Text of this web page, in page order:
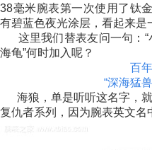
38毫米腕表第一次使用了钛
有碧蓝色夜光涂层，看起来是
这里我们替表友问一句：“
海龟”何时加入呢？
百
“深海猛
海狼，单是听听这名字，
复仇者系列，因为腕表英文名